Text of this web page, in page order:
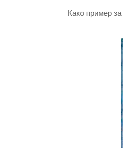
Како пример